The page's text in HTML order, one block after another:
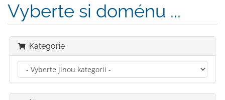
Vyberte si doménu ...
Kategorie